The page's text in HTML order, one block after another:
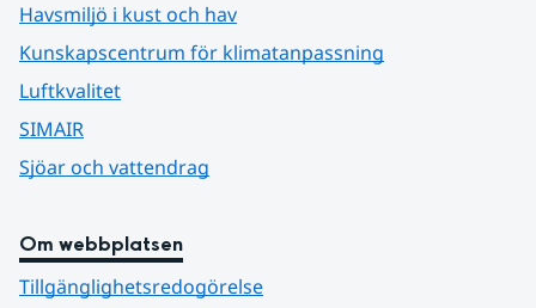
Havsmiljö i kust och hav
Kunskapscentrum för klimatanpassning
Luftkvalitet
SIMAIR
Sjöar och vattendrag
Om webbplatsen
Tillgänglighetsredogörelse